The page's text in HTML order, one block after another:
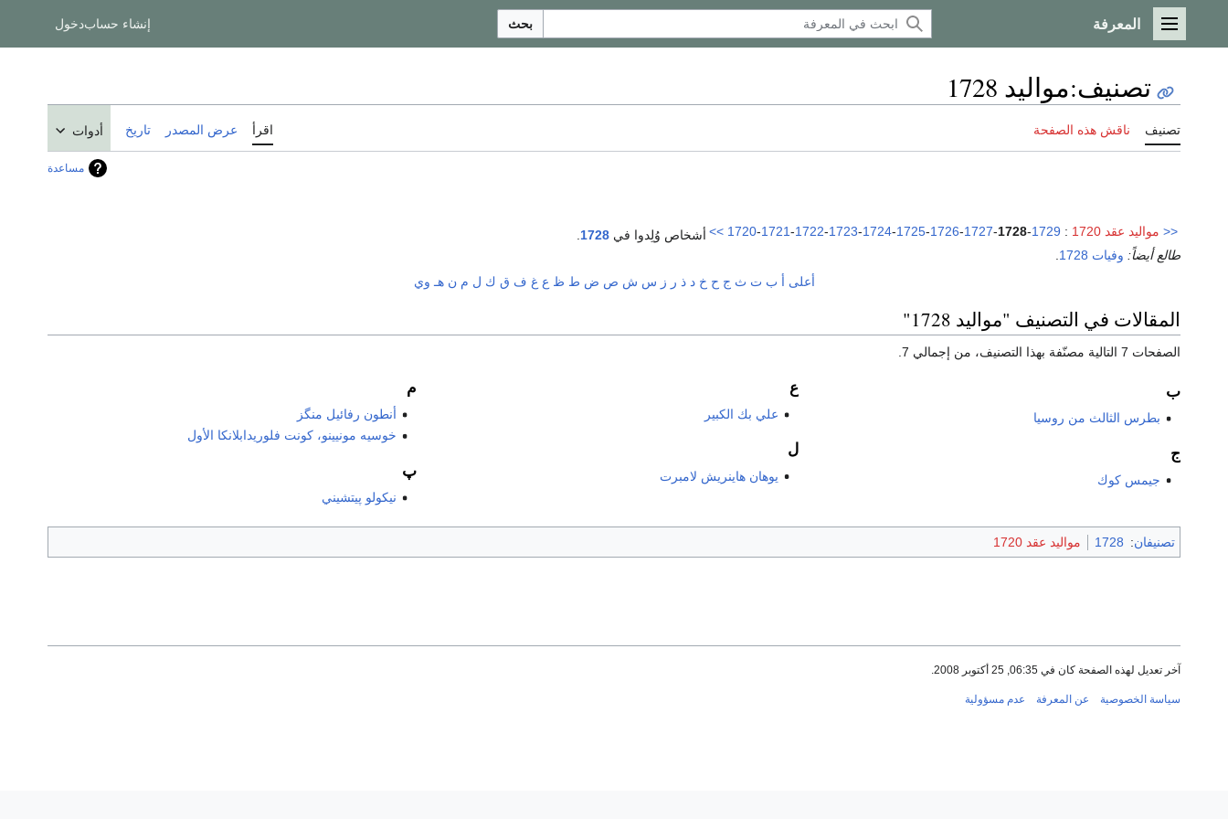
القائمة الرئيسية
المعرفة بحث إنشاء حسابدخول
تصنيف:مواليد 1728
تصنيف ناقش هذه الصفحة اقرأ عرض المصدر تاريخ أدوات
مساعدة
<< مواليد عقد 1720 :
1720-1721-1722-1723-1724-1725-1726-1727-1728-1729
>> أشخاص وُلِدوا في 1728
طالع أيضاً: وفيات 1728
أعلى أ ب ت ث ج ح خ د ذ ر ز س ش ص ض ط ظ ع غ ف ق ك ل م ن هـ وي
المقالات في التصنيف "مواليد 1728"
الصفحات 7 التالية مصنّفة بهذا التصنيف، من إجمالي 7.
ب
بطرس الثالث من روسيا
ج
جيمس كوك
ع
علي بك الكبير
ل
يوهان هاينريش لامبرت
م
أنطون رفائيل منگز
خوسيه مونيينو، كونت فلوريدابلانكا الأول
پ
نيكولو پيتشيني
تصنيفان:
1728 مواليد عقد 1720
آخر تعديل لهذه الصفحة كان في 06:35, 25 أكتوبر 2008.
سياسة الخصوصية عن المعرفة عدم مسؤولية